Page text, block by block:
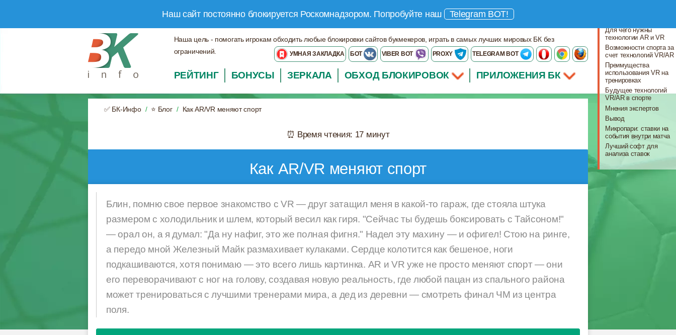
Наш сайт постоянно блокируется Роскомнадзором. Попробуйте наш Telegram BOT!
Наша цель - помогать игрокам обходить любые блокировки сайтов букмекеров, играть в самых лучших мировых БК без
ограничений.
TELEGRAM BOT
PROXY
VIBER BOT
БОТ
УМНАЯ ЗАКЛАДКА
РЕЙТИНГ БОНУСЫ ЗЕРКАЛА ОБХОД БЛОКИРОВОК ПРИЛОЖЕНИЯ БК
✅ БК-Инфо ⭐ Блог Как AR/VR меняют спорт
⏰ Время чтения: 17 минут
Как AR/VR меняют спорт
Блин, помню свое первое знакомство с VR — друг затащил меня в какой-то гараж, где стояла штука
размером с холодильник и шлем, который весил как гиря. "Сейчас ты будешь боксировать с Тайсоном!"
— орал он, а я думал: "Да ну нафиг, это же полная фигня." Надел эту махину — и офигел! Стою на ринге,
а передо мной Железный Майк размахивает кулаками. Сердце колотится как бешеное, ноги
подкашиваются, хотя понимаю — это всего лишь картинка. AR и VR уже не просто меняют спорт — они
его переворачивают с ног на голову, создавая новую реальность, где любой пацан из спального района
может тренироваться с лучшими тренерами мира, а дед из деревни — смотреть финал ЧМ из центра
поля.
Для чего нужны
технологии AR и VR
Возможности спорта за
счет технологий VR/AR
Преимущества
использования VR на
тренировках
Будущее технологий
VR/AR в спорте
Мнения экспертов
Вывод
Микропари: ставки на
события внутри матча
Лучший софт для
анализа ставок